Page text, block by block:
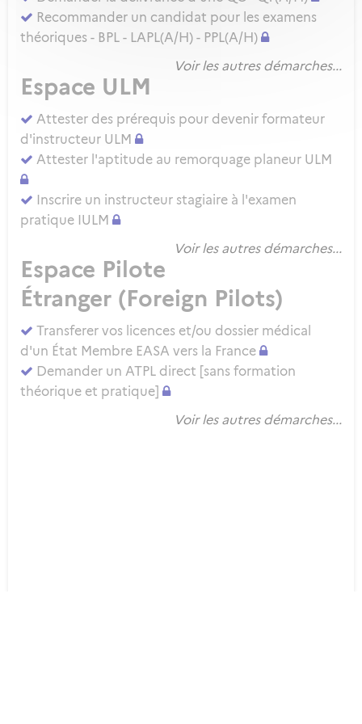
Recommander un candidat pour les examens
théoriques - BPL - LAPL(A/H) - PPL(A/H)
Voir les autres démarches...
Espace ULM
Attester des prérequis pour devenir formateur
d'instructeur ULM
Attester l'aptitude au remorquage planeur ULM
Inscrire un instructeur stagiaire à l'examen
pratique IULM
Voir les autres démarches...
Espace Pilote
Étranger (Foreign Pilots)
Transferer vos licences et/ou dossier médical
d'un État Membre EASA vers la France
Demander un ATPL direct [sans formation
théorique et pratique]
Voir les autres démarches...